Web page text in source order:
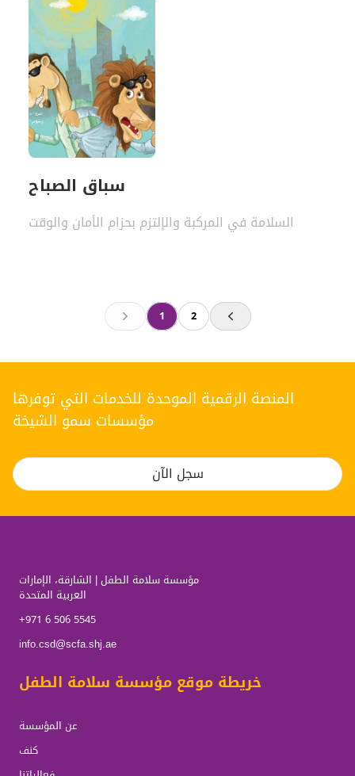
سباق الصباح
السلامة في المركبة والإلتزم بحزام الأمان والوقت
Previous 1 2 Next
المنصة الرقمية الموحدة للخدمات التي توفرها
مؤسسات سمو الشيخة
سجل الآن
مؤسسة سلامة الطفل | الشارقة، الإمارات
العربية المتحدة
+971 6 506 5545
info.csd@scfa.shj.ae
خريطة موقع مؤسسة سلامة الطفل
عن المؤسسة
كنف